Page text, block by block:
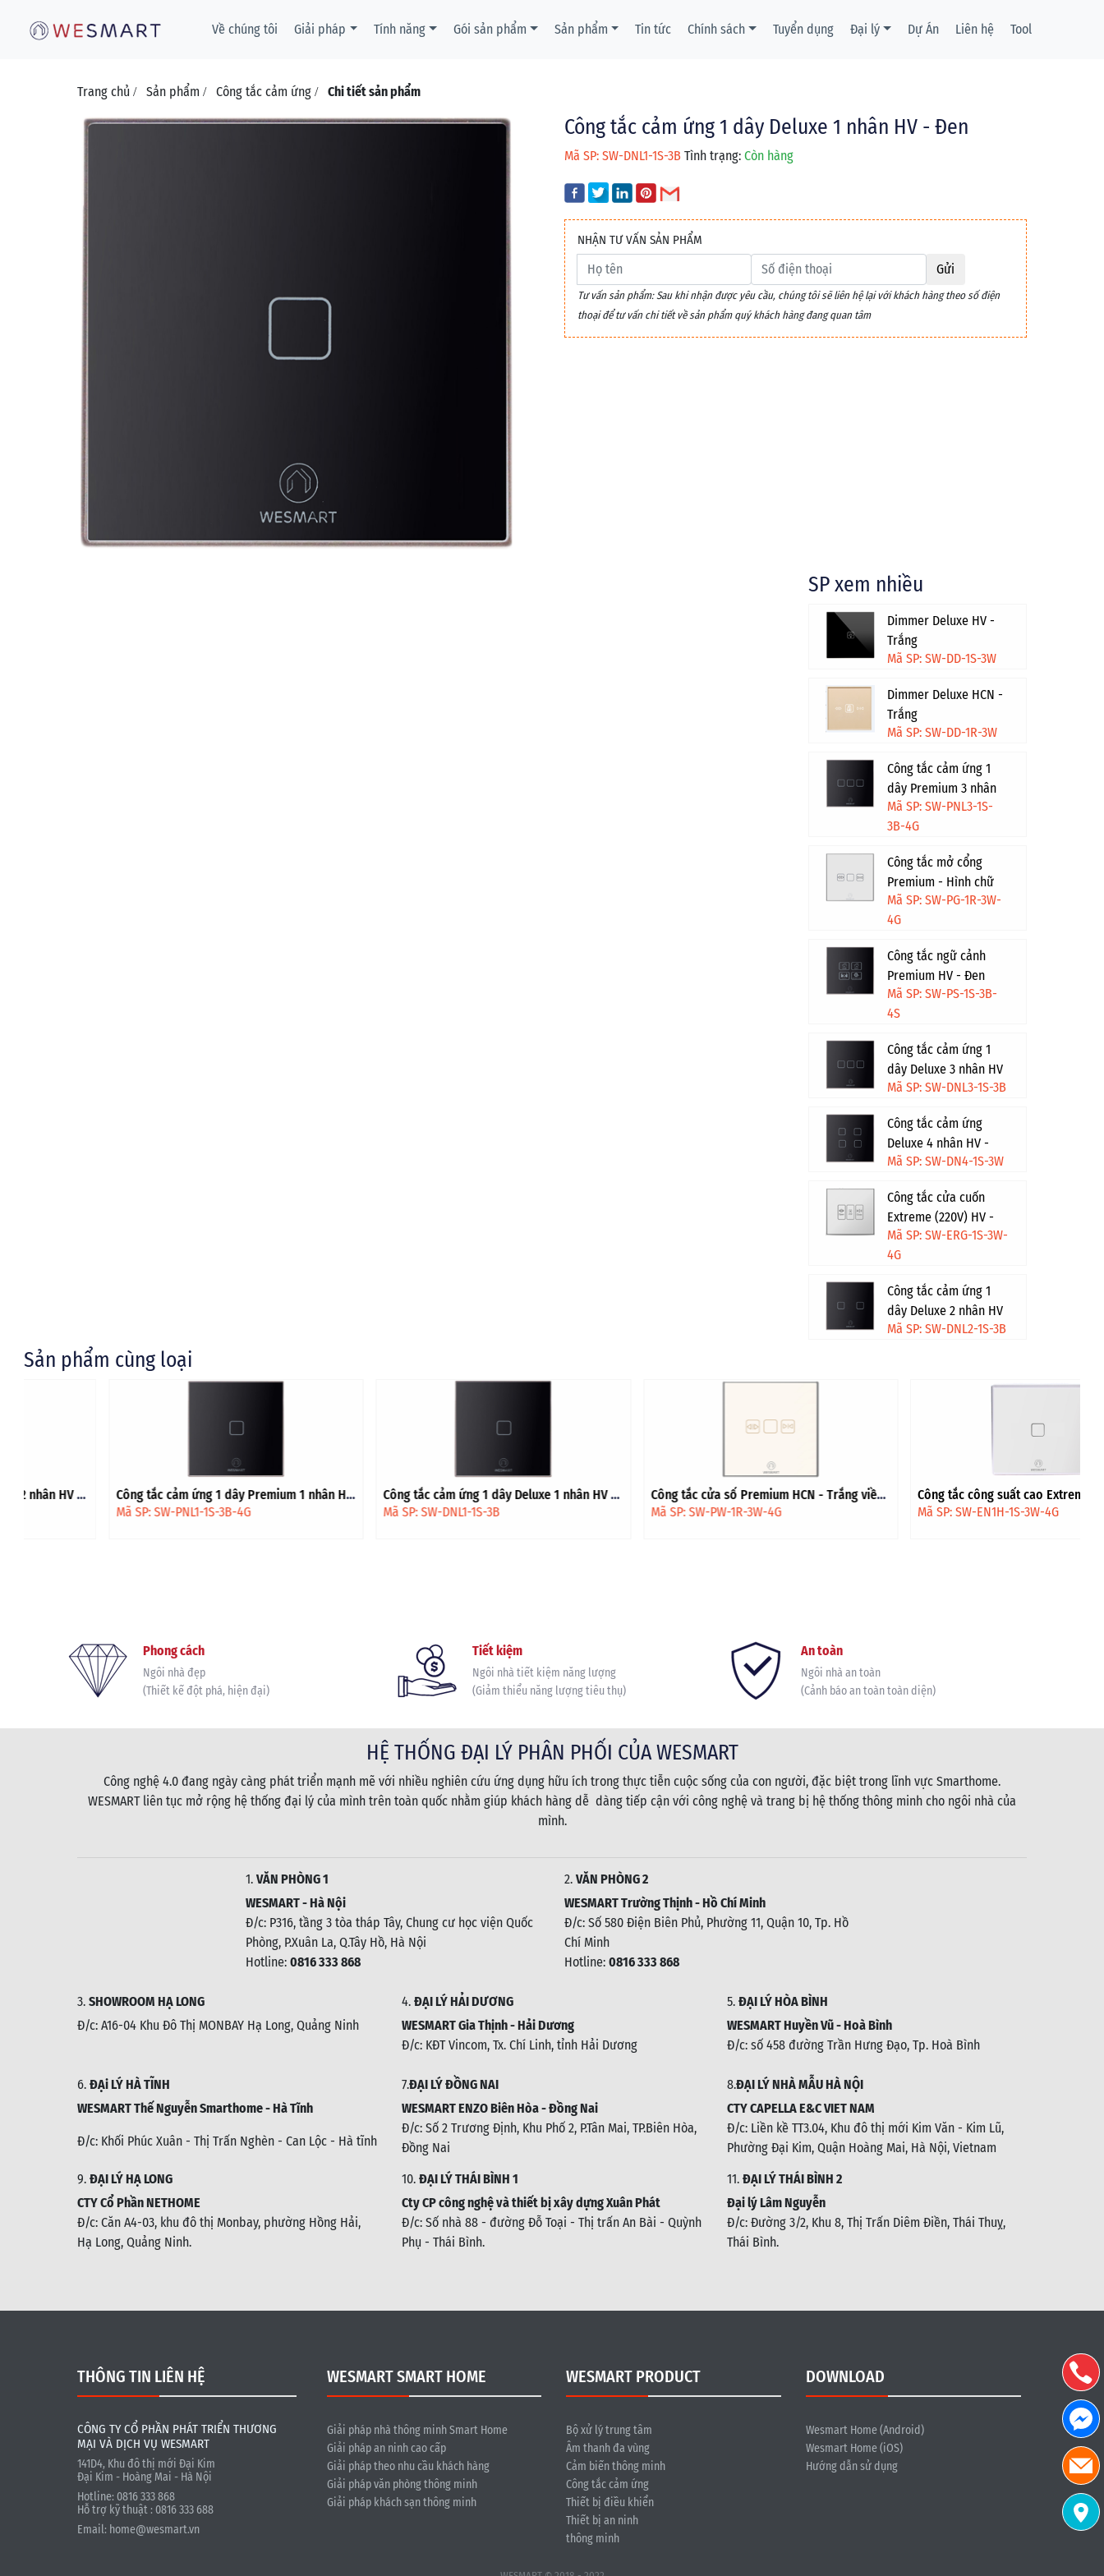
Về chúng tôi Giải pháp Tính năng Gói sản phẩm Sản phẩm Tin tức Chính sách Tuyển dụng Đại lý Dự Án Liên hệ Tool
Trang chủ / Sản phẩm / Công tắc cảm ứng / Chi tiết sản phẩm
Công tắc cảm ứng 1 dây Deluxe 1 nhân HV - Đen
Mã SP: SW-DNL1-1S-3B Tình trạng: Còn hàng
NHẬN TƯ VẤN SẢN PHẨM
Gửi
Tư vấn sản phẩm: Sau khi nhận được yêu cầu, chúng tôi sẽ liên hệ lại với khách hàng theo số điện
thoại để tư vấn chi tiết về sản phẩm quý khách hàng đang quan tâm
SP xem nhiều
Dimmer Deluxe HV -
Trắng
Mã SP: SW-DD-1S-3W
Dimmer Deluxe HCN -
Trắng
Mã SP: SW-DD-1R-3W
Công tắc cảm ứng 1
dây Premium 3 nhân
HV - Đen viền vàng
Mã SP: SW-PNL3-1S-
3B-4G
Công tắc mở cổng
Premium - Hình chữ
nhật - Trắng viền vàng
Mã SP: SW-PG-1R-3W-
4G
Công tắc ngữ cảnh
Premium HV - Đen
viền bạc
Mã SP: SW-PS-1S-3B-
4S
Công tắc cảm ứng 1
dây Deluxe 3 nhân HV
- Đen
Mã SP: SW-DNL3-1S-3B
Công tắc cảm ứng
Deluxe 4 nhân HV -
Trắng
Mã SP: SW-DN4-1S-3W
Công tắc cửa cuốn
Extreme (220V) HV -
Trắng viền vàng
Mã SP: SW-ERG-1S-3W-
4G
Công tắc cảm ứng 1
dây Deluxe 2 nhân HV
- Đen
Mã SP: SW-DNL2-1S-3B
Sản phẩm cùng loại
Công tắc cảm ứng 1 dây Premium 1 nhân HV
Mã SP: SW-PNL1-1S-3B-4G
Công tắc cảm ứng 1 dây Deluxe 1 nhân HV -
Mã SP: SW-DNL1-1S-3B
Công tắc cửa sổ Premium HCN - Trắng viền
Mã SP: SW-PW-1R-3W-4G
Công tắc công suất cao Extreme HV - Trắng
Mã SP: SW-EN1H-1S-3W-4G
Phong cách
Ngôi nhà đẹp
(Thiết kế đột phá, hiện đại)
Tiết kiệm
Ngôi nhà tiết kiệm năng lượng
(Giảm thiểu năng lượng tiêu thụ)
An toàn
Ngôi nhà an toàn
(Cảnh báo an toàn toàn diện)
HỆ THỐNG ĐẠI LÝ PHÂN PHỐI CỦA WESMART
Công nghệ 4.0 đang ngày càng phát triển mạnh mẽ với nhiều nghiên cứu ứng dụng hữu ích trong thực tiễn cuộc sống của con người, đặc biệt trong lĩnh vực Smarthome.
WESMART liên tục mở rộng hệ thống đại lý của mình trên toàn quốc nhằm giúp khách hàng dễ dàng tiếp cận với công nghệ và trang bị hệ thống thông minh cho ngôi nhà của
mình.
1. VĂN PHÒNG 1
WESMART - Hà Nội
Đ/c: P316, tầng 3 tòa tháp Tây, Chung cư học viện Quốc
Phòng, P.Xuân La, Q.Tây Hồ, Hà Nội
Hotline: 0816 333 868
2. VĂN PHÒNG 2
WESMART Trường Thịnh - Hồ Chí Minh
Đ/c: Số 580 Điện Biên Phủ, Phường 11, Quận 10, Tp. Hồ
Chí Minh
Hotline: 0816 333 868
3. SHOWROOM HẠ LONG
Đ/c: A16-04 Khu Đô Thị MONBAY Hạ Long, Quảng Ninh
4.ĐẠI LÝ HẢI DƯƠNG
WESMART Gia Thịnh - Hải Dương
Đ/c: KĐT Vincom, Tx. Chí Linh, tỉnh Hải Dương
5. ĐẠI LÝ HÒA BÌNH
WESMART Huyền Vũ - Hoà Bình
Đ/c: số 458 đường Trần Hưng Đạo, Tp. Hoà Bình
6. ĐẠi LÝ HÀ TĨNH
WESMART Thế Nguyễn Smarthome - Hà Tĩnh
Đ/c: Khối Phúc Xuân - Thị Trấn Nghèn - Can Lộc - Hà tĩnh
7.ĐẠI LÝ ĐỒNG NAI
WESMART ENZO Biên Hòa - Đồng Nai
Đ/c:Số 2 Trương Định, Khu Phố 2, P.Tân Mai, TP.Biên Hòa,
Đồng Nai
8.ĐẠI LÝ NHÀ MẪU HÀ NỘI
CTY CAPELLA E&C VIET NAM
Đ/c: Liền kề TT3.04, Khu đô thị mới Kim Văn - Kim Lũ,
Phường Đại Kim, Quận Hoàng Mai, Hà Nội, Vietnam
9. ĐẠI LÝ HẠ LONG
CTY Cổ Phần NETHOME
Đ/c: Căn A4-03, khu đô thị Monbay, phường Hồng Hải,
Hạ Long, Quảng Ninh.
10.ĐẠI LÝ THÁI BÌNH 1
Cty CP công nghệ và thiết bị xây dựng Xuân Phát
Đ/c: Số nhà 88 - đường Đỗ Toại - Thị trấn An Bài - Quỳnh
Phụ - Thái Bình.
11. ĐẠI LÝ THÁI BÌNH 2
Đại lý Lâm Nguyễn
Đ/c: Đường 3/2, Khu 8, Thị Trấn Diêm Điền, Thái Thuỵ,
Thái Bình.
THÔNG TIN LIÊN HỆ
CÔNG TY CỔ PHẦN PHÁT TRIỂN THƯƠNG
MẠI VÀ DỊCH VỤ WESMART
141D4, Khu đô thị mới Đại Kim
Đại Kim - Hoàng Mai - Hà Nội
Hotline: 0816 333 868
Hỗ trợ kỹ thuật : 0816 333 688
Email: home@wesmart.vn
WESMART SMART HOME
Giải pháp nhà thông minh Smart Home
Giải pháp an ninh cao cấp
Giải pháp theo nhu cầu khách hàng
Giải pháp văn phòng thông minh
Giải pháp khách sạn thông minh
WESMART PRODUCT
Bộ xử lý trung tâm
Âm thanh đa vùng
Cảm biến thông minh
Công tắc cảm ứng
Thiết bị điều khiển
Thiết bị an ninh
thông minh
DOWNLOAD
Wesmart Home (Android)
Wesmart Home (iOS)
Hướng dẫn sử dụng